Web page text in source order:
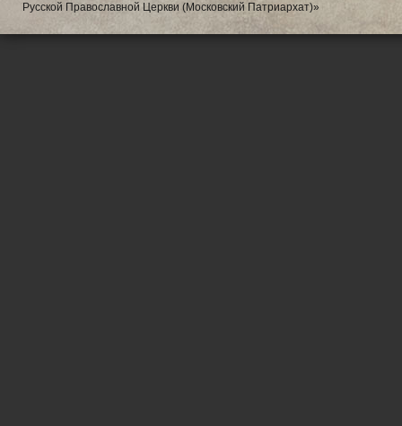
Русской Православной Церкви (Московский Патриархат)»